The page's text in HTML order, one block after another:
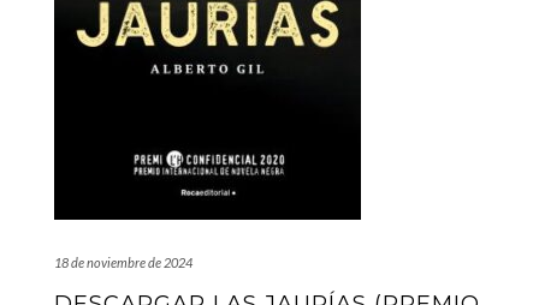
18 de noviembre de 2024